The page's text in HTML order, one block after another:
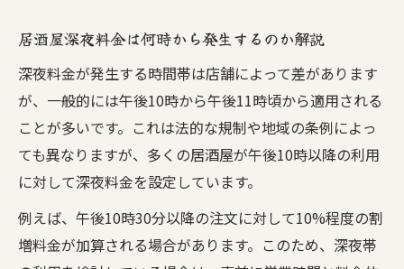
居酒屋深夜料金は何時から発生するのか解説
深夜料金が発生する時間帯は店舗によって差があります
が、一般的には午後10時から午後11時頃から適用される
ことが多いです。これは法的な規制や地域の条例によっ
ても異なりますが、多くの居酒屋が午後10時以降の利用
に対して深夜料金を設定しています。
例えば、午後10時30分以降の注文に対して10%程度の割
増料金が加算される場合があります。このため、深夜帯